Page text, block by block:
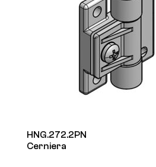
HNG.272.2PN
Cerniera